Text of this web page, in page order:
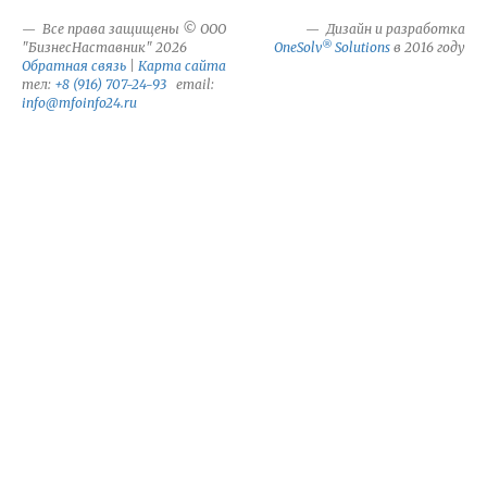
Все права защищены © ООО
"БизнесНаставник" 2026
Обратная связь
Карта сайта
тел: +8 (916) 707-24-93 email:
info@mfoinfo24.ru
Дизайн и разработка
OneSolv® Solutions в 2016 году